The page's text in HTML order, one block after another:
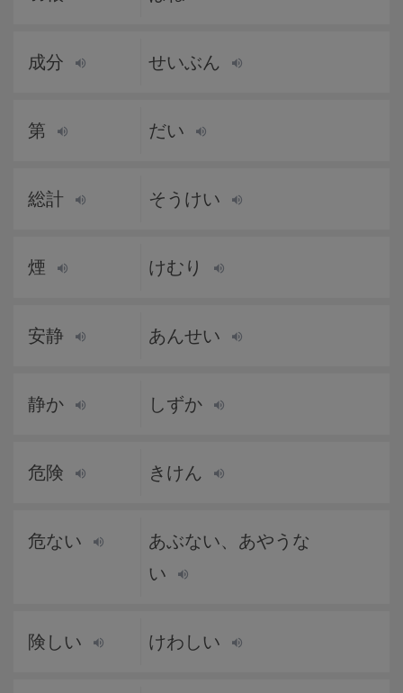
成分 せいぶん
第 だい
総計 そうけい
煙 けむり
安静 あんせい
静か しずか
危険 きけん
危ない
あぶない、あやうな
い
険しい けわしい